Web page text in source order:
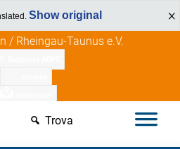
Show original
i vantaggi per i membri
/ Rheingau-Taunus e.V.
Trova